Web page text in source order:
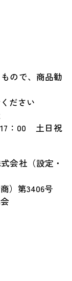
ので、商品勧
ださい
17：00 土日祝
会社（設定・
）第3406号